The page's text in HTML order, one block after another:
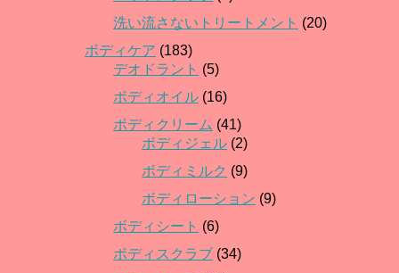
洗い流さないトリートメント (20)
ボディケア (183)
デオドラント (5)
ボディオイル (16)
ボディクリーム (41)
ボディジェル (2)
ボディミルク (9)
ボディローション (9)
ボディシート (6)
ボディスクラブ (34)